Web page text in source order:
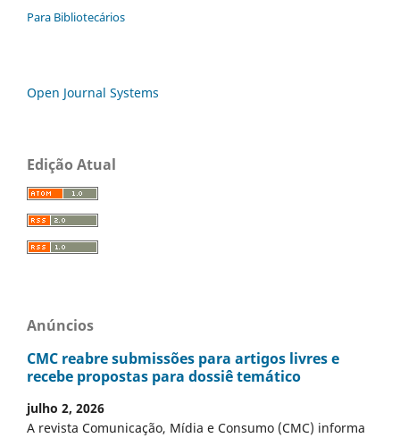
Para Bibliotecários
Open Journal Systems
Edição Atual
Anúncios
CMC reabre submissões para artigos livres e
recebe propostas para dossiê temático
julho 2, 2026
A revista Comunicação, Mídia e Consumo (CMC) informa